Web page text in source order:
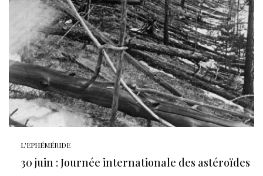
L'EPHÉMÉRIDE
30 juin : Journée internationale des astéroïdes